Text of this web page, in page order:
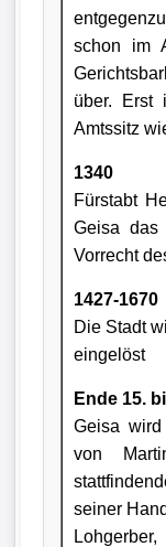
schon im
über. Erst
Amtssitz
1340
Fürstabt
Geisa das
Vorrecht
1427-1670
Die Stadt
eingelöst
Ende 15.
Geisa
von
seiner